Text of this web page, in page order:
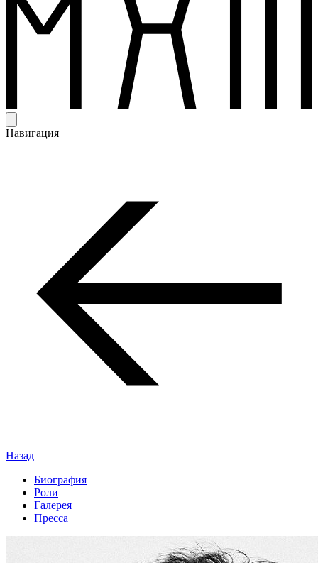
Навигация
Назад
Биография
Роли
Галерея
Пресса